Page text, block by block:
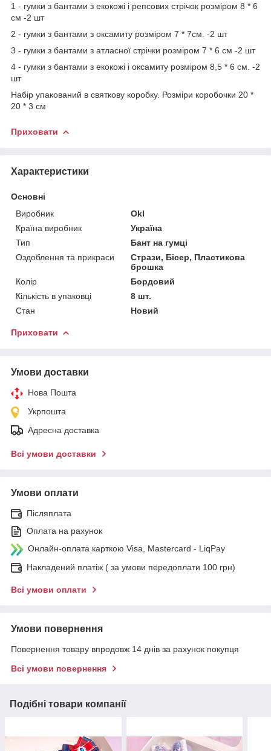
1 - гумки з бантами з екокожі і репсових стрічок розміром 8 * 6
см -2 шт
2 - гумки з бантами з оксамиту розміром 7 * 7см. -2 шт
3 - гумки з бантами з атласної стрічки розміром 7 * 6 см -2 шт
4 - гумки з бантами з екокожі і оксамиту розміром 8,5 * 6 см. -2
шт
Набір упакований в святкову коробку. Розміри коробочки 20 *
20 * 3 см
Приховати
Характеристики
Основні
Виробник
Okl
Країна виробник
Україна
Тип
Бант на гумці
Оздоблення та прикраси
Стрази, Бісер, Пластикова
брошка
Колір
Бордовий
Кількість в упаковці
8 шт.
Стан
Новий
Приховати
Умови доставки
Нова Пошта
Укрпошта
Адресна доставка
Всі умови доставки
Умови оплати
Післяплата
Оплата на рахунок
Онлайн-оплата карткою Visa, Mastercard - LiqPay
Накладений платіж ( за умови передоплати 100 грн)
Всі умови оплати
Умови повернення
Повернення товару впродовж 14 днів за рахунок покупця
Всі умови повернення
Подібні товари компанії